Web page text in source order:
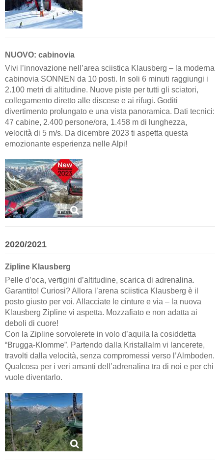
NUOVO: cabinovia
Vivi l’innovazione nell’area sciistica Klausberg – la moderna
cabinovia SONNEN da 10 posti. In soli 6 minuti raggiungi i
2.100 metri di altitudine. Nuove piste per tutti gli sciatori,
collegamento diretto alle discese e ai rifugi. Goditi
divertimento prolungato e una vista panoramica. Dati tecnici:
47 cabine, 2.400 persone/ora, 1.458 m di lunghezza,
velocità di 5 m/s. Da dicembre 2023 ti aspetta questa
emozionante esperienza nelle Alpi!
2020/2021
Zipline Klausberg
Pelle d’oca, vertigini d’altitudine, scarica di adrenalina.
Garantito! Curiosi? Allora l’arena sciistica Klausberg è il
posto giusto per voi. Allacciate le cinture e via – la nuova
Klausberg Zipline vi aspetta. Mozzafiato e non adatta ai
deboli di cuore!
Con la Zipline sorvolerete in volo d’aquila la cosiddetta
“Brugga-Klomme”. Partendo dalla Kristallalm vi lancerete,
travolti dalla velocità, senza compromessi verso l’Almboden.
Qualcosa per i veri amanti dell’adrenalina tra di noi e per chi
vuole diventarlo.